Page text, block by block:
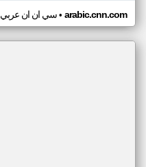
سي ان ان عربي• arabic.cnn.com